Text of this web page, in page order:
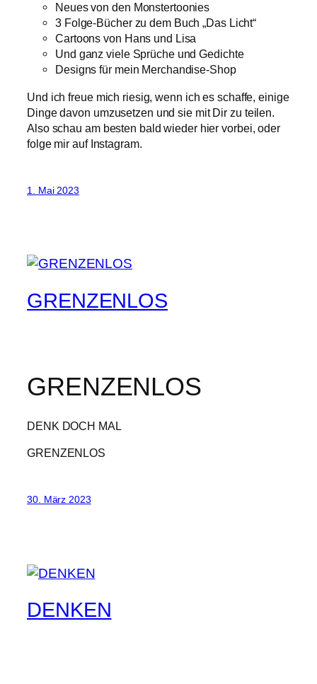
Neues von den Monstertoonies
3 Folge-Bücher zu dem Buch „Das Licht“
Cartoons von Hans und Lisa
Und ganz viele Sprüche und Gedichte
Designs für mein Merchandise-Shop
Und ich freue mich riesig, wenn ich es schaffe, einige
Dinge davon umzusetzen und sie mit Dir zu teilen.
Also schau am besten bald wieder hier vorbei, oder
folge mir auf Instagram.
1. Mai 2023
GRENZENLOS
GRENZENLOS
DENK DOCH MAL
GRENZENLOS
30. März 2023
DENKEN